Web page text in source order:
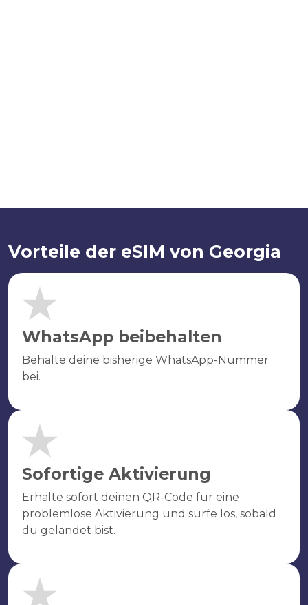
Vorteile der eSIM von Georgia
WhatsApp beibehalten
Behalte deine bisherige WhatsApp-Nummer
bei.
Sofortige Aktivierung
Erhalte sofort deinen QR-Code für eine
problemlose Aktivierung und surfe los, sobald
du gelandet bist.